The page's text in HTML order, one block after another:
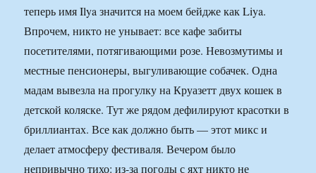
теперь имя Ilya значится на моем бейдже как Liya.
Впрочем, никто не унывает: все кафе забиты
посетителями, потягивающими розе. Невозмутимы и
местные пенсионеры, выгуливающие собачек. Одна
мадам вывезла на прогулку на Круазетт двух кошек в
детской коляске. Тут же рядом дефилируют красотки в
бриллиантах. Все как должно быть — этот микс и
делает атмосферу фестиваля. Вечером было
непривычно тихо: из-за погоды с яхт никто не